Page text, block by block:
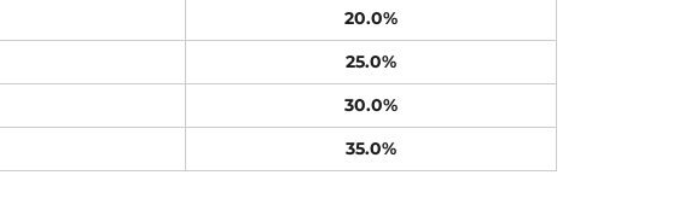
20.0%
25.0%
30.0%
35.0%